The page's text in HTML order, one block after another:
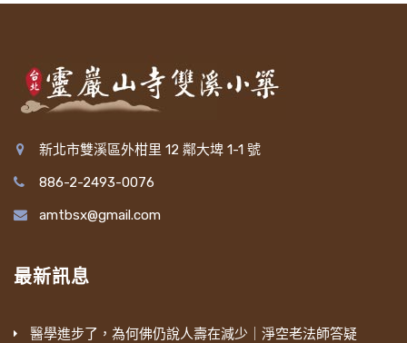
新北市雙溪區外柑里 12 鄰大埤 1-1 號
886-2-2493-0076
amtbsx@gmail.com
最新訊息
醫學進步了，為何佛仍說人壽在減少｜淨空老法師答疑